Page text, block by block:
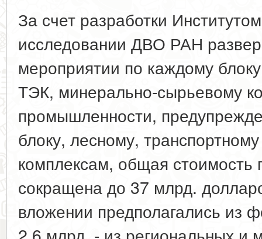
За счет разработки
исследовании ДВО РАН
мероприятии по каждому
ТЭК, минерально-сырьевому
промышленности,
блоку, лесному,
комплексам, общая
сокращена до 37 млрд.
вложении предполагались из